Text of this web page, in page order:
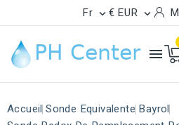
Fr  € EUR 

Accueil Sonde Equivalente Bayrol